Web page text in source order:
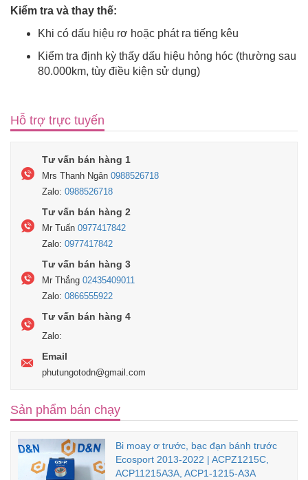
Kiểm tra và thay thế:
Khi có dấu hiệu rơ hoặc phát ra tiếng kêu
Kiểm tra định kỳ thấy dấu hiệu hỏng hóc (thường sau
80.000km, tùy điều kiện sử dụng)
Hỗ trợ trực tuyến
Tư vấn bán hàng 1
Mrs Thanh Ngân 0988526718
Zalo: 0988526718
Tư vấn bán hàng 2
Mr Tuấn 0977417842
Zalo: 0977417842
Tư vấn bán hàng 3
Mr Thắng 02435409011
Zalo: 0866555922
Tư vấn bán hàng 4
Zalo:
Email
phutungotodn@gmail.com
Sản phẩm bán chạy
Bi moay ơ trước, bạc đạn bánh trước
Ecosport 2013-2022 | ACPZ1215C,
ACP11215A3A, ACP1-1215-A3A